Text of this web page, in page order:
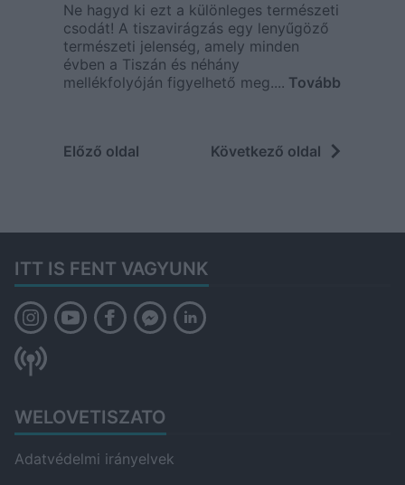
Ne hagyd ki ezt a különleges természeti
csodát! A tiszavirágzás egy lenyűgöző
természeti jelenség, amely minden
évben a Tiszán és néhány
mellékfolyóján figyelhető meg.... Tovább
Előző oldal Következő oldal
ITT IS FENT VAGYUNK
WELOVETISZATO
Adatvédelmi irányelvek